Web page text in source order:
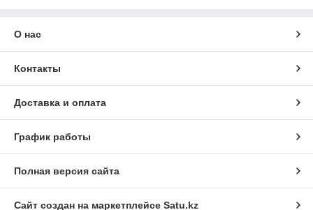
О нас
Контакты
Доставка и оплата
График работы
Полная версия сайта
Сайт создан на маркетплейсе Satu.kz